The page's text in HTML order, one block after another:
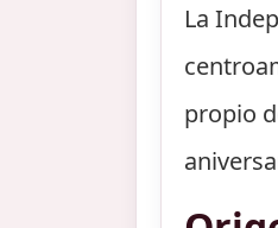
La
propio